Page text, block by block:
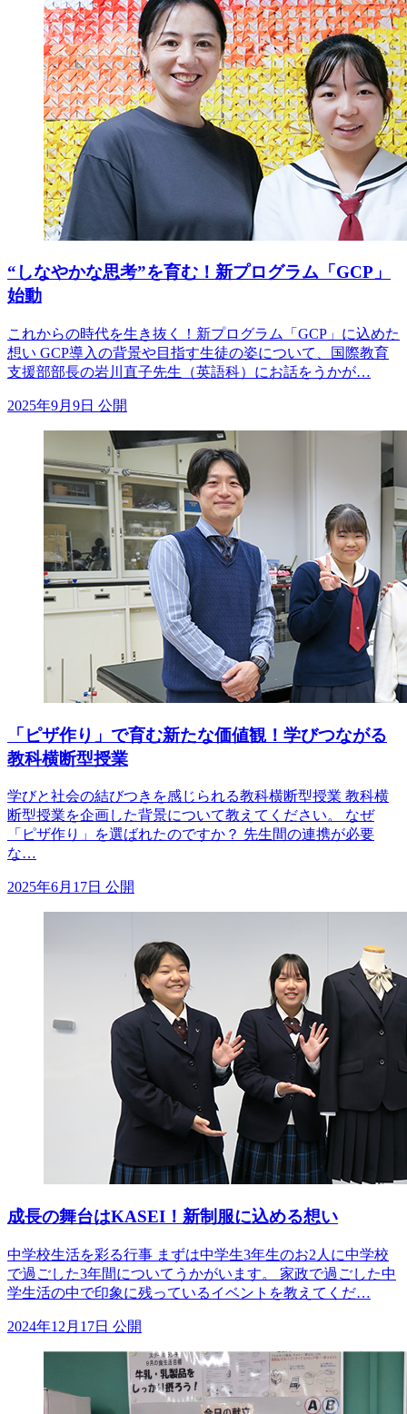
“しなやかな思考”を育む！新プログラム「GCP」
始動
これからの時代を生き抜く！新プログラム「GCP」に込めた
想い GCP導入の背景や目指す生徒の姿について、国際教育
支援部部長の岩川直子先生（英語科）にお話をうかが…
2025年9月9日 公開
「ピザ作り」で育む新たな価値観！学びつながる
教科横断型授業
学びと社会の結びつきを感じられる教科横断型授業 教科横
断型授業を企画した背景について教えてください。 なぜ
「ピザ作り」を選ばれたのですか？ 先生間の連携が必要
な…
2025年6月17日 公開
成長の舞台はKASEI！新制服に込める想い
中学校生活を彩る行事 まずは中学生3年生のお2人に中学校
で過ごした3年間についてうかがいます。 家政で過ごした中
学生活の中で印象に残っているイベントを教えてくだ…
2024年12月17日 公開